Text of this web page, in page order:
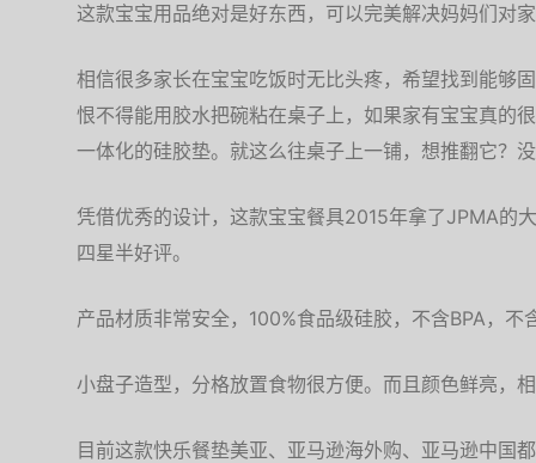
这款宝宝用品绝对是好东西，可以完美解决妈妈们对
相信很多家长在宝宝吃饭时无比头疼，希望找到能够
恨不得能用胶水把碗粘在桌子上，如果家有宝宝真的
一体化的硅胶垫。就这么往桌子上一铺，想推翻它？
凭借优秀的设计，这款宝宝餐具2015年拿了JPMA的
四星半好评。
产品材质非常安全，100%食品级硅胶，不含BPA，
小盘子造型，分格放置食物很方便。而且颜色鲜亮，
目前这款快乐餐垫美亚、亚马逊海外购、亚马逊中国